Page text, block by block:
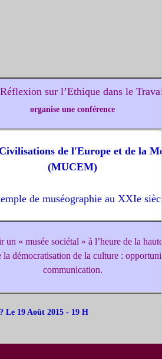
sur l’Ethique dans le
organise une conférence
de l'Europe et de la
(MUCEM)
de muséographie au XXIe
un « musée sociétal » à l’heure de la
démocratisation de la culture :
communication.
Le 19 Août 2015 - 19 H